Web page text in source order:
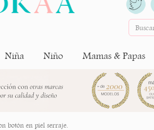
Niña Niño Mamas & Papas
botón en piel serraje.